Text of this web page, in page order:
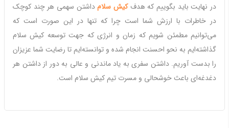
در نهایت باید بگوییم که هدفکیش سلامداشتن سهمی هر چند کوچک
در خاطرات با ارزش شما است چرا که تنها در این صورت است که
می‌توانیم مطمئن شویم که زمان و انرژی که جهت توسعه کیش سلام
گذاشته‌ایم به نحو احسنت انجام شده و توانسته‌ایم تا رضایت شما عزیزان
را بدست آوریم. داشتن سفری به یاد ماندنی و عالی به دور از داشتن هر
دغدغه‌ای باعث خوشحالی و مسرت تیم کیش سلام است.